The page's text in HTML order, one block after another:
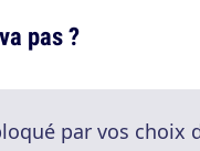
pas ?
par vos choix